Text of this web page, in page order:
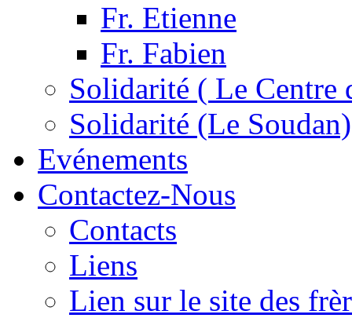
Fr. Etienne
Fr. Fabien
Solidarité ( Le Centre
Solidarité (Le Soudan)
Evénements
Contactez-Nous
Contacts
Liens
Lien sur le site des